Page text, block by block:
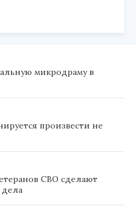
микродраму в
произвести не
СВО сделают